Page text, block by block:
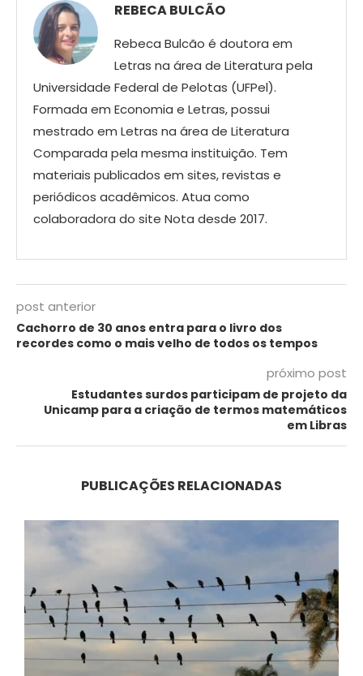
REBECA BULCÃO
Rebeca Bulcão é doutora em
Letras na área de Literatura pela
Universidade Federal de Pelotas (UFPel).
Formada em Economia e Letras, possui
mestrado em Letras na área de Literatura
Comparada pela mesma instituição. Tem
materiais publicados em sites, revistas e
periódicos acadêmicos. Atua como
colaboradora do site Nota desde 2017.
post anterior
Cachorro de 30 anos entra para o livro dos
recordes como o mais velho de todos os tempos
próximo post
Estudantes surdos participam de projeto da
Unicamp para a criação de termos matemáticos
em Libras
PUBLICAÇÕES RELACIONADAS